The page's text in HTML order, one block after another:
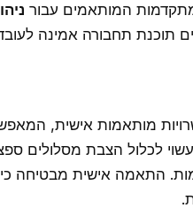
תוכנת תחבורה אמינה
מותאמות אישית,
לכלול הצבת מסלולים